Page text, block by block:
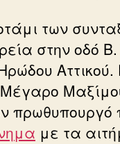
των
στην οδό
πρωθυπουργό
με τα